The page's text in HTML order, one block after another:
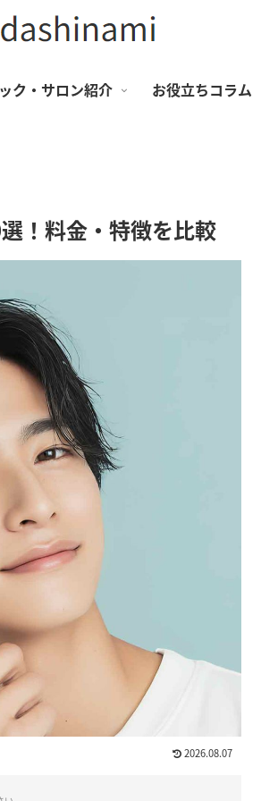
ク・サロン紹介 お役立ちコラム
！料金・特徴を比較
2026.08.07